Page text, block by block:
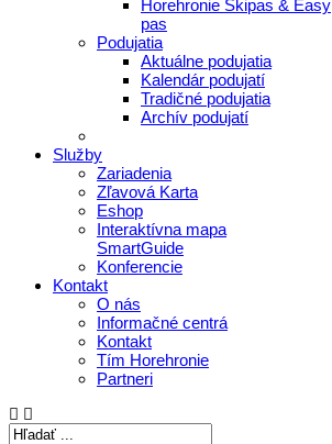
Horehronie Skipas & Easy
pas
Podujatia
Aktuálne podujatia
Kalendár podujatí
Tradičné podujatia
Archív podujatí
Služby
Zariadenia
Zľavová Karta
Eshop
Interaktívna mapa
SmartGuide
Konferencie
Kontakt
O nás
Informačné centrá
Kontakt
Tím Horehronie
Partneri